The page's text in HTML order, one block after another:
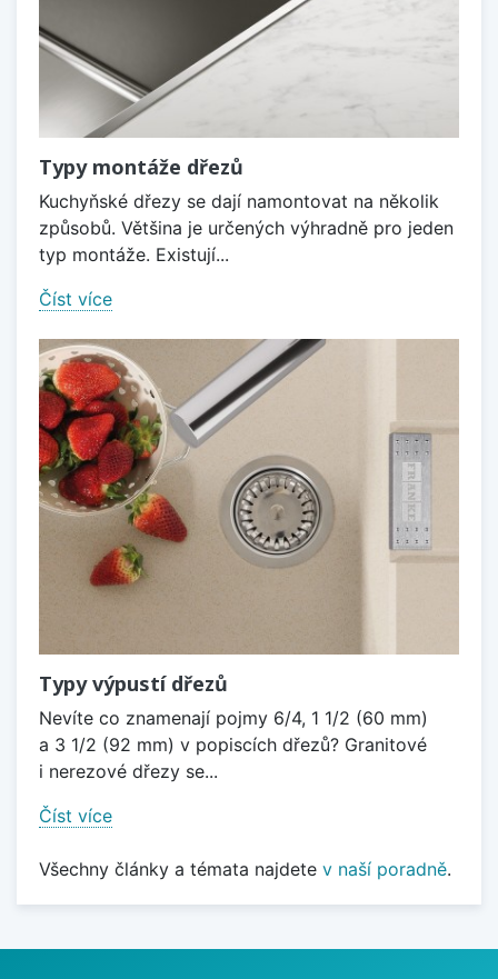
Typy montáže dřezů
Kuchyňské dřezy se dají namontovat na několik
způsobů. Většina je určených výhradně pro jeden
typ montáže. Existují...
Číst více
Typy výpustí dřezů
Nevíte co znamenají pojmy 6/4, 1 1/2 (60 mm)
a 3 1/2 (92 mm) v popiscích dřezů? Granitové
i nerezové dřezy se...
Číst více
Všechny články a témata najdete v naší poradně.